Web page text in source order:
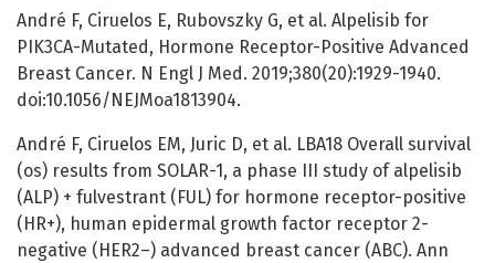
André F, Ciruelos E, Rubovszky G, et al. Alpelisib for
PIK3CA-Mutated, Hormone Receptor-Positive Advanced
Breast Cancer. N Engl J Med. 2019;380(20):1929-1940.
doi:10.1056/NEJMoa1813904.
André F, Ciruelos EM, Juric D, et al. LBA18 Overall survival
(os) results from SOLAR-1, a phase III study of alpelisib
(ALP) + fulvestrant (FUL) for hormone receptor-positive
(HR+), human epidermal growth factor receptor 2-
negative (HER2–) advanced breast cancer (ABC). Ann